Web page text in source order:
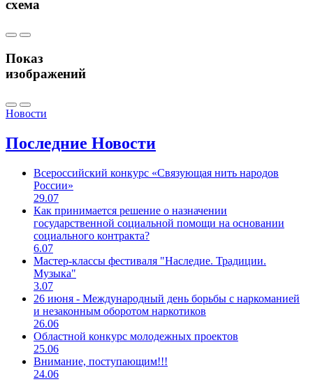
схема
Показ
изображений
Новости
Последние Новости
Всероссийский конкурс «Связующая нить народов
России»
29.07
Как принимается решение о назначении
государственной социальной помощи на основании
социального контракта?
6.07
Мастер-классы фестиваля "Наследие. Традиции.
Музыка"
3.07
26 июня - Международный день борьбы с наркоманией
и незаконным оборотом наркотиков
26.06
Областной конкурс молодежных проектов
25.06
Внимание, поступающим!!!
24.06